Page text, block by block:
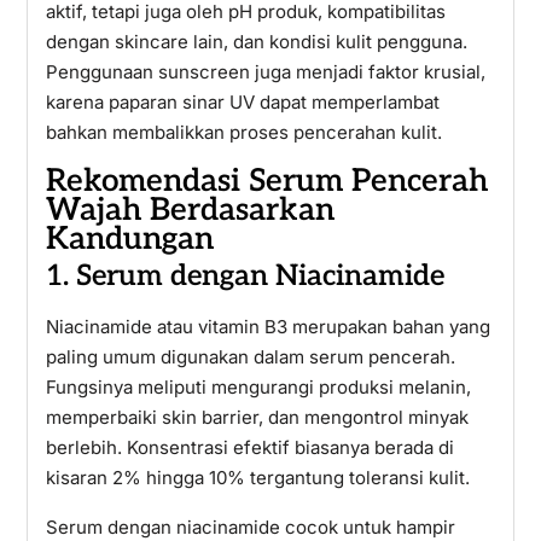
aktif, tetapi juga oleh pH produk, kompatibilitas
dengan skincare lain, dan kondisi kulit pengguna.
Penggunaan sunscreen juga menjadi faktor krusial,
karena paparan sinar UV dapat memperlambat
bahkan membalikkan proses pencerahan kulit.
Rekomendasi Serum Pencerah
Wajah Berdasarkan
Kandungan
1. Serum dengan Niacinamide
Niacinamide atau vitamin B3 merupakan bahan yang
paling umum digunakan dalam serum pencerah.
Fungsinya meliputi mengurangi produksi melanin,
memperbaiki skin barrier, dan mengontrol minyak
berlebih. Konsentrasi efektif biasanya berada di
kisaran 2% hingga 10% tergantung toleransi kulit.
Serum dengan niacinamide cocok untuk hampir